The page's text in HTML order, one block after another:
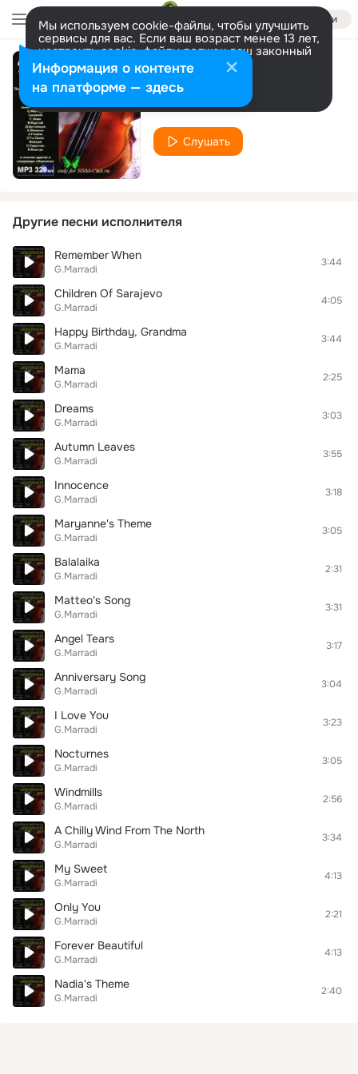
Войти
Мы используем cookie-файлы, чтобы улучшить
сервисы для вас. Если ваш возраст менее 13 лет,
настроить cookie-файлы должен ваш законный
представитель. Больше информации
Разрешить все Настроить
My Love
G.Marradi
Слушать
Другие песни исполнителя
Remember When
G.Marradi
3:44
Children Of Sarajevo
G.Marradi
4:05
Happy Birthday, Grandma
G.Marradi
3:44
Mama
G.Marradi
2:25
Dreams
G.Marradi
3:03
Autumn Leaves
G.Marradi
3:55
Innocence
G.Marradi
3:18
Maryanne's Theme
G.Marradi
3:05
Balalaika
G.Marradi
2:31
Matteo's Song
G.Marradi
3:31
Angel Tears
G.Marradi
3:17
Anniversary Song
G.Marradi
3:04
I Love You
G.Marradi
3:23
Nocturnes
G.Marradi
3:05
Windmills
G.Marradi
2:56
A Chilly Wind From The North
G.Marradi
3:34
My Sweet
G.Marradi
4:13
Only You
G.Marradi
2:21
Forever Beautiful
G.Marradi
4:13
Nadia's Theme
G.Marradi
2:40
Информация о контенте
на платформе — здесь